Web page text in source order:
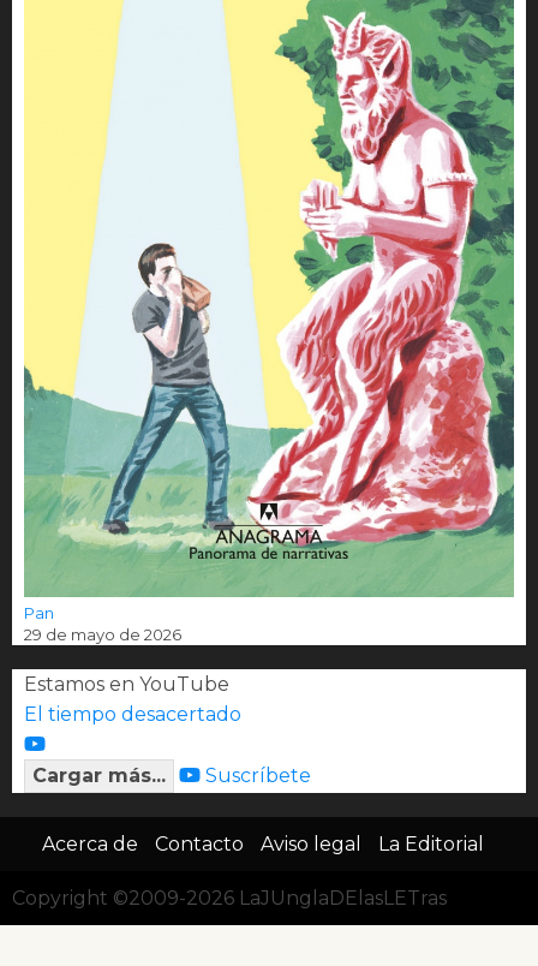
Pan
29 de mayo de 2026
Estamos en YouTube
El tiempo desacertado
Cargar más... Suscríbete
Acerca de Contacto Aviso legal La Editorial
Copyright ©2009-2026 LaJUnglaDElasLETras